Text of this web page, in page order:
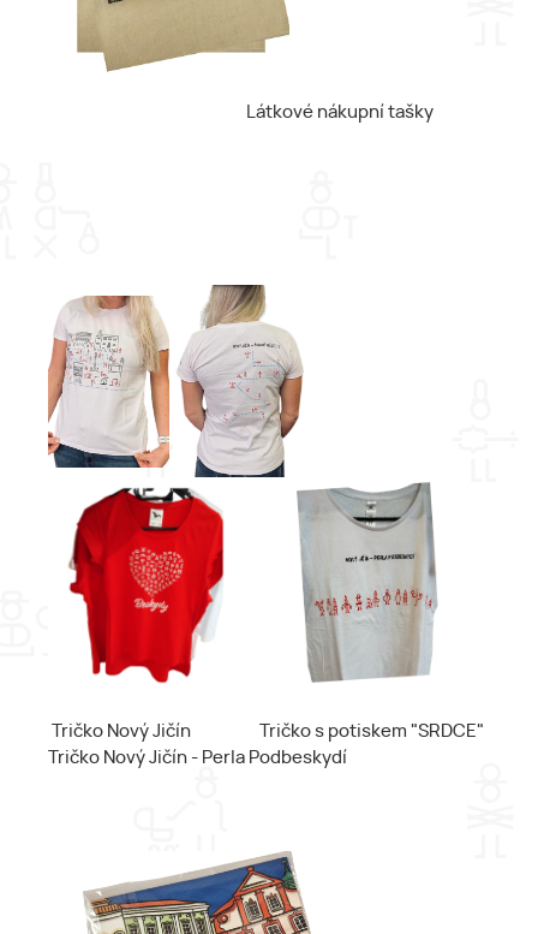
Látkové nákupní tašky
Tričko Nový Jičín Tričko s potiskem "SRDCE"
Tričko Nový Jičín - Perla Podbeskydí